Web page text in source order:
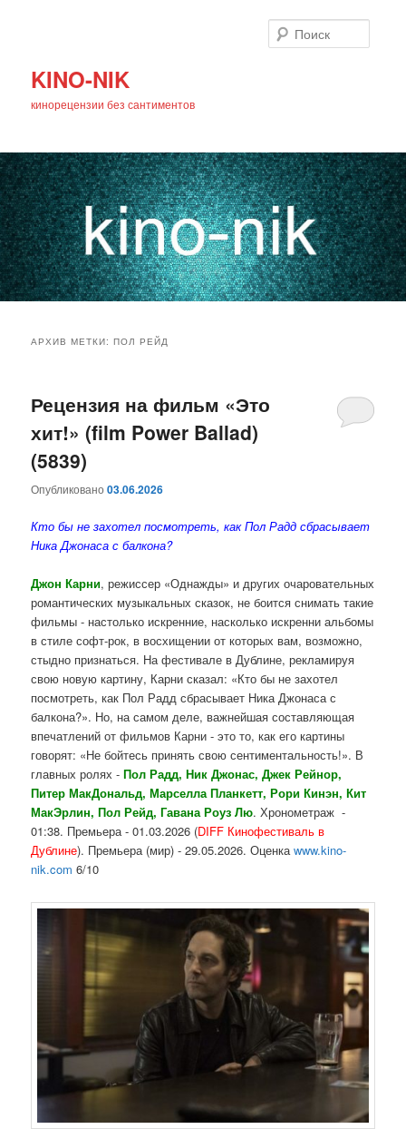
KINO-NIK
кинорецензии без сантиментов
основному
содержимому
дополнительному
содержимому
АРХИВ МЕТКИ:ПОЛ РЕЙД
Рецензия на фильм «Это
хит!» (film Power Ballad)
(5839)
Опубликовано03.06.2026
Кто бы не захотел посмотреть, как Пол Радд сбрасывает
Ника Джонаса с балкона?
Джон Карни, режиссер «Однажды» и других очаровательных
романтических музыкальных сказок, не боится снимать такие
фильмы - настолько искренние, насколько искренни альбомы
в стиле софт-рок, в восхищении от которых вам, возможно,
стыдно признаться. На фестивале в Дублине, рекламируя
свою новую картину, Карни сказал: «Кто бы не захотел
посмотреть, как Пол Радд сбрасывает Ника Джонаса с
балкона?». Но, на самом деле, важнейшая составляющая
впечатлений от фильмов Карни - это то, как его картины
говорят: «Не бойтесь принять свою сентиментальность!». В
главных ролях -Пол Радд, Ник Джонас, Джек Рейнор,
Питер МакДональд, Марселла Планкетт, Рори Кинэн, Кит
МакЭрлин, Пол Рейд, Гавана Роуз Лю. Хронометраж -
01:38. Премьера - 01.03.2026 (DIFF Кинофестиваль в
Дублине). Премьера (мир) - 29.05.2026. Оценкаwww.kino-
nik.com 6/10